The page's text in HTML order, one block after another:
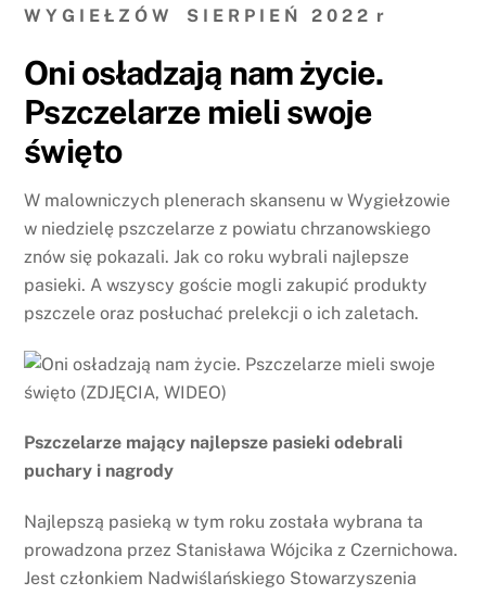
W Y G I E Ł Z Ó W S I E R P I E Ń 2 0 2 2 r
Oni osładzają nam życie.
Pszczelarze mieli swoje
święto
W malowniczych plenerach skansenu w Wygiełzowie
w niedzielę pszczelarze z powiatu chrzanowskiego
znów się pokazali. Jak co roku wybrali najlepsze
pasieki. A wszyscy goście mogli zakupić produkty
pszczele oraz posłuchać prelekcji o ich zaletach.
Pszczelarze mający najlepsze pasieki odebrali
puchary i nagrody
Najlepszą pasieką w tym roku została wybrana ta
prowadzona przez Stanisława Wójcika z Czernichowa.
Jest członkiem Nadwiślańskiego Stowarzyszenia